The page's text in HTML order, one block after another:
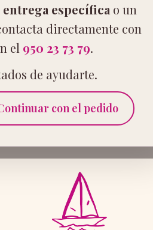
entrega específica o un
directamente con
el 950 23 73 79.
de ayudarte.
con el pedido
Playa
Avda. Cabo de
Hacer pedido